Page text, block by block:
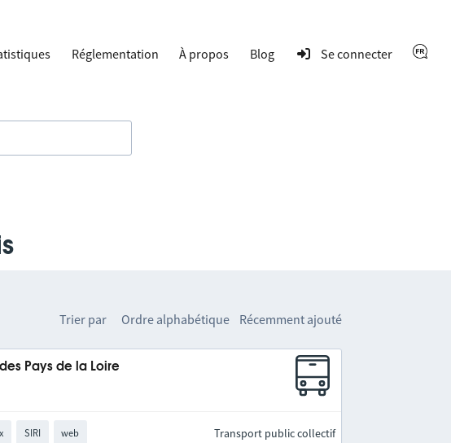
Réglementation À propos Blog Se connecter
Trier par Ordre alphabétique Récemment ajouté
Pays de la Loire
SIRI web Transport public collectif